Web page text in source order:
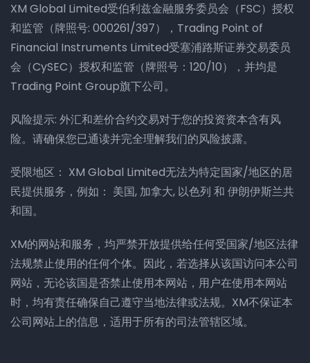
XM Global Limited受伯利兹金融服务委员会（FSC）授权
和监管（牌照号: 000261/397），Trading Point of
Financial Instruments Limited受塞浦路斯证券交易委员
会（CySEC）授权和监管（牌照号：120/10），并均是
Trading Point Group旗下公司。
风险提示: 外汇和差价合约交易对于您的投资资本含有风
险。请确保您已通读并完全理解我们的风险披露。
受限地区： XM Global Limited无法为特定国家/地区的居
民提供服务，例如： 美国, 加拿大, 以色列 和 伊朗伊斯兰共
和国。
XM的网站和服务，均严禁开放提供给任何受国家/地区法律
法规禁止使用的任何个体。因此，若选择从该国访问本公司
网站，无论该国是否禁止使用本网站，用户在使用本网站
时，均有责任确保自己遵守当地法律或法规。XM不保证本
公司网站上的信息，适用于所有的司法管辖区域。